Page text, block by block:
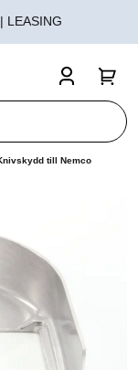
LEASING
till Nemco